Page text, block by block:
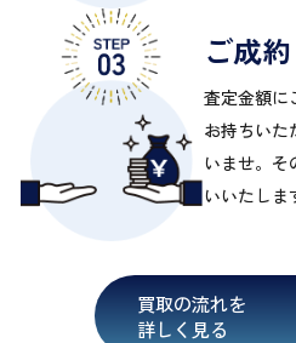
ご成
査定金額に
お持ちいた
いませ。そ
いいたしま
買取の流れを
詳しく見る